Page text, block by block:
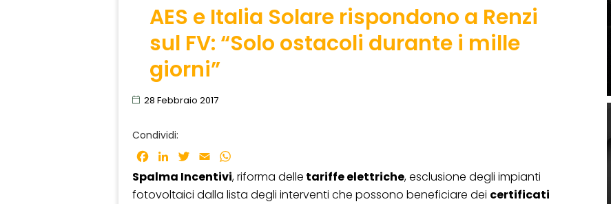
AES e Italia Solare rispondono a Renzi
sul FV: “Solo ostacoli durante i mille
giorni”
28 Febbraio 2017
Condividi:
Facebook
LinkedInTwitter
Email
Spalma Incentivi, riforma delle tariffe elettriche, esclusione degli impianti
fotovoltaici dalla lista degli interventi che possono beneficiare dei certificati